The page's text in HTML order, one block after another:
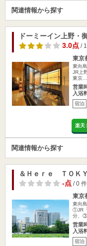
関連情報から探す
ドーミーイン上野・
3.0点/
東京
東向
JR上
東京…
営業
入浴
宿泊
楽天
関連情報から探す
＆Ｈｅｒｅ ＴＯＫ
-点/ 0 件
東京
東向
①JR
分、③
営業
入浴
宿泊